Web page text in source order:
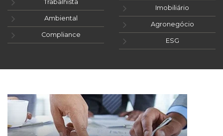
Trabalhista
Ambiental
Compliance
Imobiliário
Agronegócio
ESG